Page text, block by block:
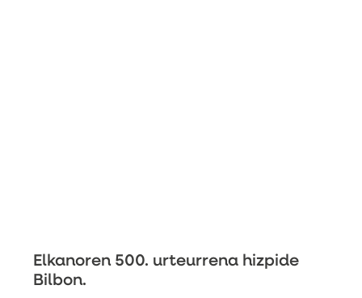
Elkanoren 500. urteurrena hizpide
Bilbon.